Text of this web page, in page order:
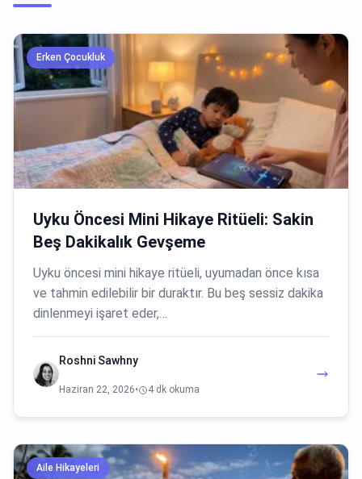
Erken Çocukluk
Uyku Öncesi Mini Hikaye Ritüeli: Sakin
Beş Dakikalık Gevşeme
Uyku öncesi mini hikaye ritüeli, uyumadan önce kısa
ve tahmin edilebilir bir duraktır. Bu beş sessiz dakika
dinlenmeyi işaret eder,…
Roshni Sawhny
Haziran 22, 2026• 4 dk okuma
Aile Hikayeleri